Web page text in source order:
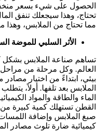
الحصول على شيء بسعر
تحتاج، وهذا سيجعلك تنفق
مما تحتاج من الملابس، وهذا
الأثر السلبي للموضة
تساهم صناعة الملابس بشكل
العالم. وكل مرحلة من مراحل
بيئي، ابتداءً من اختيار مصادر
الملابس بعد تلفها. أولاً،
الماء والطاقة والمواد
القطن تستهلك كمية كبيرة من
صبغ الملابس وإضافة
كيميائية ضارة تلوث مصادر